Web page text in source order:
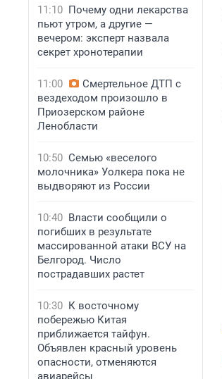
11:10 Почему одни лекарства
пьют утром, а другие —
вечером: эксперт назвала
секрет хронотерапии
11:00
Смертельное ДТП с
вездеходом произошло в
Приозерском районе
Ленобласти
10:50 Семью «веселого
молочника» Уолкера пока не
выдворяют из России
10:40 Власти сообщили о
погибших в результате
массированной атаки ВСУ на
Белгород. Число
пострадавших растет
10:30 К восточному
побережью Китая
приближается тайфун.
Объявлен красный уровень
опасности, отменяются
авиарейсы